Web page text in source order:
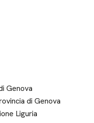
Genova
di Genova
Liguria